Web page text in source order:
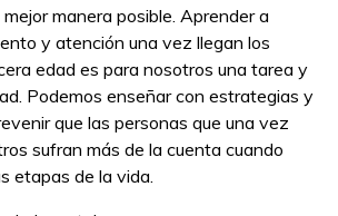
manera posible. Aprender a
y atención una vez llegan los
edad es para nosotros una tarea y
Podemos enseñar con estrategias y
que las personas que una vez
sufran más de la cuenta cuando
etapas de la vida.